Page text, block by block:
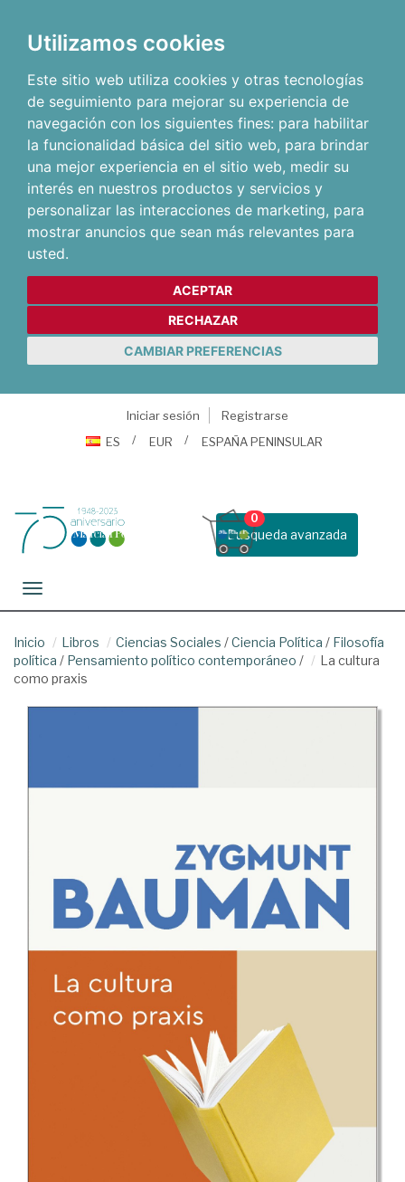
Utilizamos cookies
Este sitio web utiliza cookies y otras tecnologías
de seguimiento para mejorar su experiencia de
navegación con los siguientes fines: para habilitar
la funcionalidad básica del sitio web, para brindar
una mejor experiencia en el sitio web, medir su
interés en nuestros productos y servicios y
personalizar las interacciones de marketing, para
mostrar anuncios que sean más relevantes para
usted.
ACEPTAR
RECHAZAR
CAMBIAR PREFERENCIAS
Iniciar sesión
Registrarse
ES
EUR ESPAÑA PENINSULAR
Busqueda avanzada
0
Toggle navigation
Inicio Libros Ciencias Sociales /Ciencia Política / Filosofía
política / Pensamiento político contemporáneo /
La cultura
como praxis